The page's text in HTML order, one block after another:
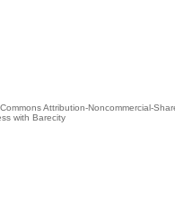
Attribution-Noncommercial-
with Barecity